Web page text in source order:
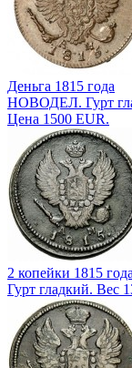
Деньга 1815 года
НОВОДЕЛ. Гурт
Цена 1500 EUR.
2 копейки 1815 года
Гурт гладкий. Вес